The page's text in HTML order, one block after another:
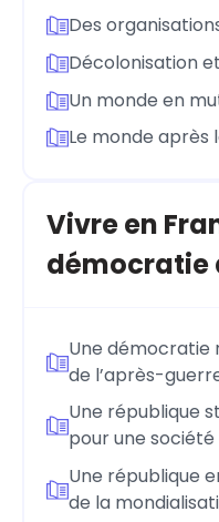
Des
Décolonisation
Un monde en
Le monde après
Vivre en
démocratie
Une démocratie
de l’après-
Une république
pour une
Une république
de la